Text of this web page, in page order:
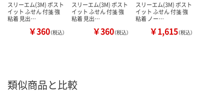
スリーエム(3M) ポスト
イット ふせん 付箋 強
粘着 見出…
￥360（税込）
スリーエム(3M) ポスト
イット ふせん 付箋 強
粘着 見出…
￥360（税込）
スリーエム(3M) ポスト
イット ふせん 付箋 強
粘着 ノー…
￥1,615（税込）
類似商品と比較